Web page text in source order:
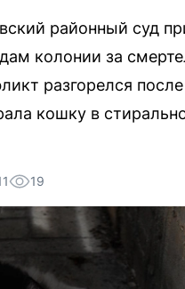
районный суд
колонии за
разгорелся после
кошку в
19